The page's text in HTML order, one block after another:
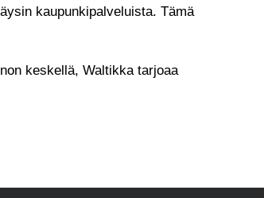
kaupunkipalveluista. Tämä
keskellä, Waltikka tarjoaa